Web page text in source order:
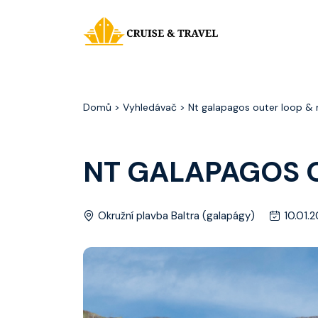
Domů > Vyhledávač > Nt galapagos outer loop &
NT GALAPAGOS
Okružní plavba Baltra (galapágy)